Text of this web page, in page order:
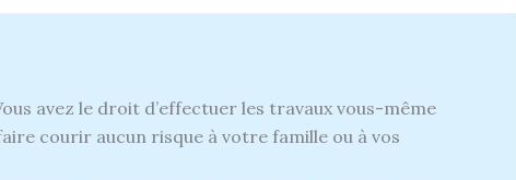
avez le droit d’effectuer les travaux vous-même
courir aucun risque à votre famille ou à vos